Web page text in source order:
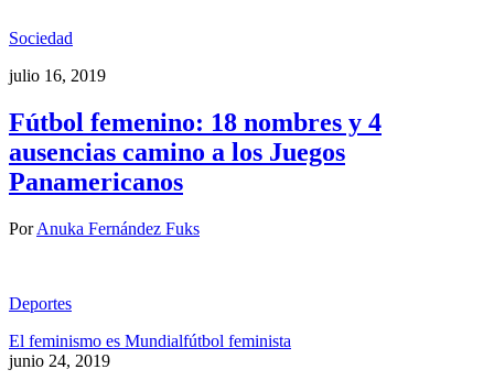
Sociedad
julio 16, 2019
Fútbol femenino: 18 nombres y 4
ausencias camino a los Juegos
Panamericanos
PorAnuka Fernández Fuks
Deportes
El feminismo es Mundialfútbol feminista
junio 24, 2019